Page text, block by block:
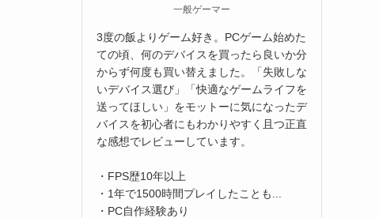
一般ゲーマー
3度の飯よりゲーム好き。PCゲーム始めた
ての頃、何のデバイスを買ったら良いか分
からず何度も買い替えました。「失敗しな
いデバイス選び」「快適なゲームライフを
送ってほしい」をモットーに気になったデ
バイスを初心者にもわかりやすく且つ正直
な感想でレビューしています。
・FPS歴10年以上
・1年で1500時間プレイしたことも...
・PC自作経験あり